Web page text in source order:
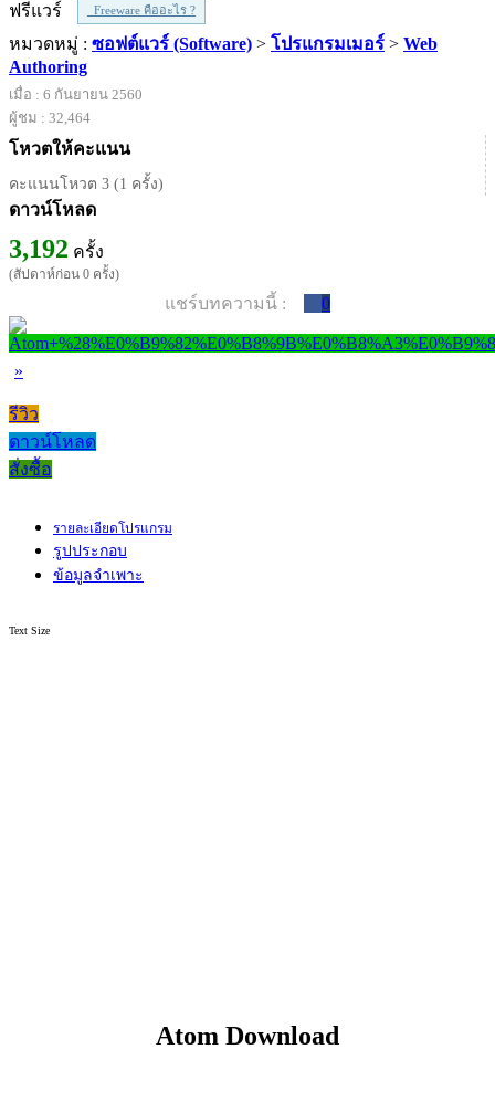
ฟรีแวร์
Freeware คืออะไร ?
หมวดหมู่ : ซอฟต์แวร์ (Software) > โปรแกรมเมอร์ > Web
Authoring
เมื่อ : 6 กันยายน 2560
ผู้ชม : 32,464
โหวตให้คะแนน
คะแนนโหวต 3 (1 ครั้ง)
ดาวน์โหลด
3,192 ครั้ง
(สัปดาห์ก่อน 0 ครั้ง)
แชร์บทความนี้ : 0
»
รีวิว
ดาวน์โหลด
สั่งซื้อ
รายละเอียดโปรแกรม
รูปประกอบ
ข้อมูลจำเพาะ
Text Size
Atom Download